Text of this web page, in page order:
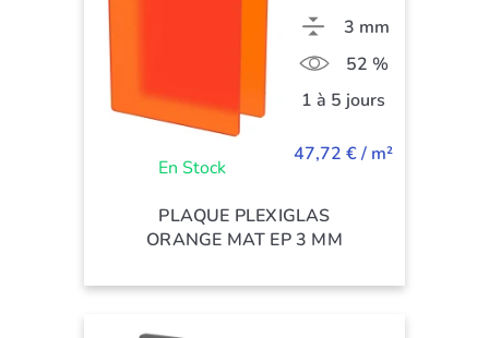
En Stock
3 mm
52 %
1 à 5 jours
47,72 € / m²
PLAQUE PLEXIGLAS
ORANGE MAT EP 3 MM